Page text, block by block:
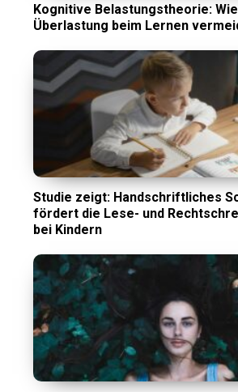
Kognitive Belastungstheorie:
Überlastung beim Lernen
Studie zeigt: Handschriftliches
fördert die Lese- und
bei Kindern